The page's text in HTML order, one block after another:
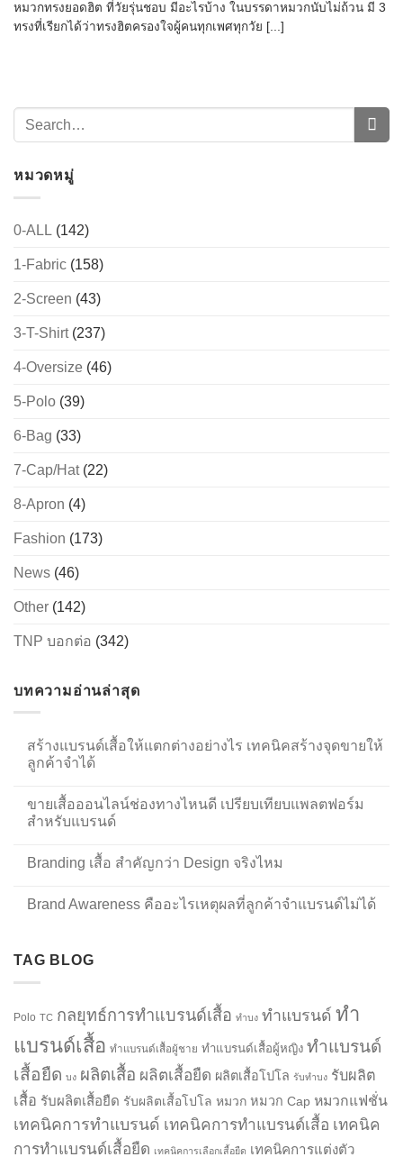
หมวกทรงยอดฮิต ที่วัยรุ่นชอบ มีอะไรบ้าง ในบรรดาหมวกนับไม่ถ้วน มี 3
ทรงที่เรียกได้ว่าทรงฮิตครองใจผู้คนทุกเพศทุกวัย [...]
หมวดหมู่
0-ALL (142)
1-Fabric (158)
2-Screen (43)
3-T-Shirt(237)
4-Oversize (46)
5-Polo (39)
6-Bag (33)
7-Cap/Hat(22)
8-Apron (4)
Fashion (173)
News (46)
Other (142)
TNP บอกต่อ (342)
บทความอ่านล่าสุด
สร้างแบรนด์เสื้อให้แตกต่างอย่างไร เทคนิคสร้างจุดขายให้
ลูกค้าจำได้
ขายเสื้อออนไลน์ช่องทางไหนดี เปรียบเทียบแพลตฟอร์ม
สำหรับแบรนด์
Branding เสื้อ สำคัญกว่า Design จริงไหม
Brand Awareness คืออะไรเหตุผลที่ลูกค้าจำแบรนด์ไม่ได้
TAG BLOG
Polo TC กลยุทธ์การทำแบรนด์เสื้อ ทำบง ทำแบรนด์ ทำ
แบรนด์เสื้อ ทำแบรนด์เสื้อผู้ชาย ทำแบรนด์เสื้อผู้หญิง ทำแบรนด์
เสื้อยืด บง ผลิตเสื้อ ผลิตเสื้อยืด ผลิตเสื้อโปโล รับทำบง รับผลิต
เสื้อ รับผลิตเสื้อยืด รับผลิตเสื้อโปโล หมวก หมวก Cap หมวกแฟชั่น
เทคนิคการทำแบรนด์ เทคนิคการทำแบรนด์เสื้อ เทคนิค
การทำแบรนด์เสื้อยืด เทคนิคการเลือกเสื้อยืด เทคนิคการแต่งตัว